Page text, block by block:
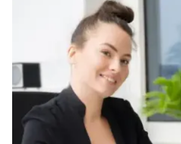
GEPÄCKTRÄGER :
MonkeyLoad angeschweißt, in Rahmenfarbe
GEWICHT :
ca. 24,6 kg
GÄNGE :